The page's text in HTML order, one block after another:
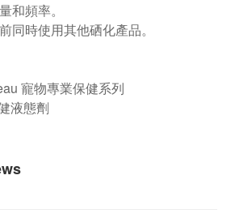
和頻率。
同時使用其他硒化產品。
寵物專業保健系列
液態劑